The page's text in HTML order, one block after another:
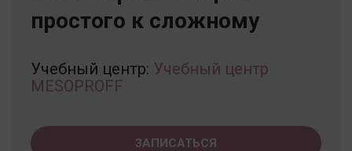
простого к сложному
Учебный центр: Учебный центр
MESOPROFF
ЗАПИСАТЬСЯ